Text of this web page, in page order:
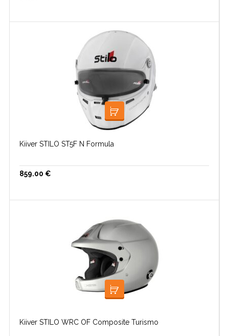
LISA KORVI
Kiiver STILO ST5F N Formula
859.00 €
LISA KORVI
Kiiver STILO WRC OF Composite Turismo